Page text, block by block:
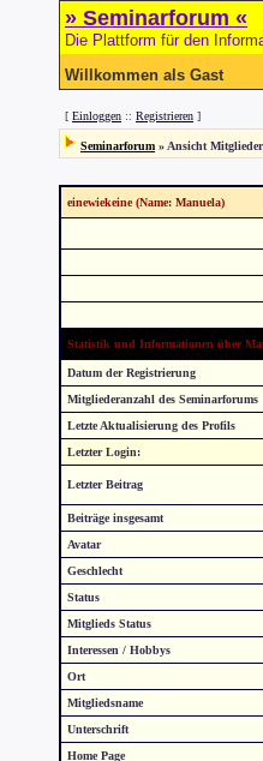
» Seminarforum «
Die Plattform für den
Willkommen als Gast
[ Einloggen :: Registrieren ]
Seminarforum » Ansicht
einewiekeine (Name: Manuela)
Statistik und Informationen über
Datum der Registrierung
Mitgliederanzahl des Seminarforums
Letzte Aktualisierung des Profils
Letzter Login:
Letzter Beitrag
Beiträge insgesamt
Avatar
Geschlecht
Status
Mitglieds Status
Interessen / Hobbys
Ort
Mitgliedsname
Unterschrift
Home Page